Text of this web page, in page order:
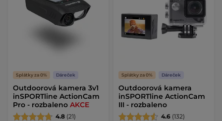
Splátky za 0% Dáreček
Outdoorová kamera 3v1
inSPORTline ActionCam
Pro - rozbaleno AKCE
4.8 (21)
Splátky za 0% Dáreček
Outdoorová kamera
inSPORTline ActionCam
III - rozbaleno
4.6 (132)